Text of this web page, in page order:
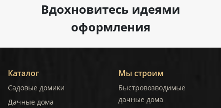
Вдохновитесь идеями
оформления
Каталог
Садовые домики
Дачные дома
Мы строим
Быстровозводимые
дачные дома